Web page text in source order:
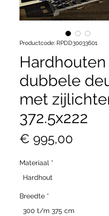
Productcode: RPDD30033601
Hardhouten
dubbele
met
372.5x222
€ 995,00
Materiaal *
Hardhout
Breedte *
300 t/m 375 cm